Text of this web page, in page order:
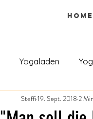
HOME
Yogaladen
Steffi 19. Sept. 20182